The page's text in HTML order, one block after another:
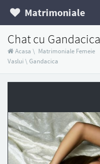
Matrimoniale
Chat cu Gandacica
Acasa \ Matrimoniale Femeie
Vaslui \ Gandacica